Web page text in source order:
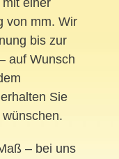
von mm. Wir
bis zur
auf Wunsch
Sie
– bei uns